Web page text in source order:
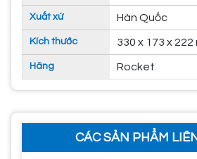
Xuất xứ Hàn Quốc
Kích thước 330 x 173 x 222
Hãng Rocket
CÁC SẢN PHẨM